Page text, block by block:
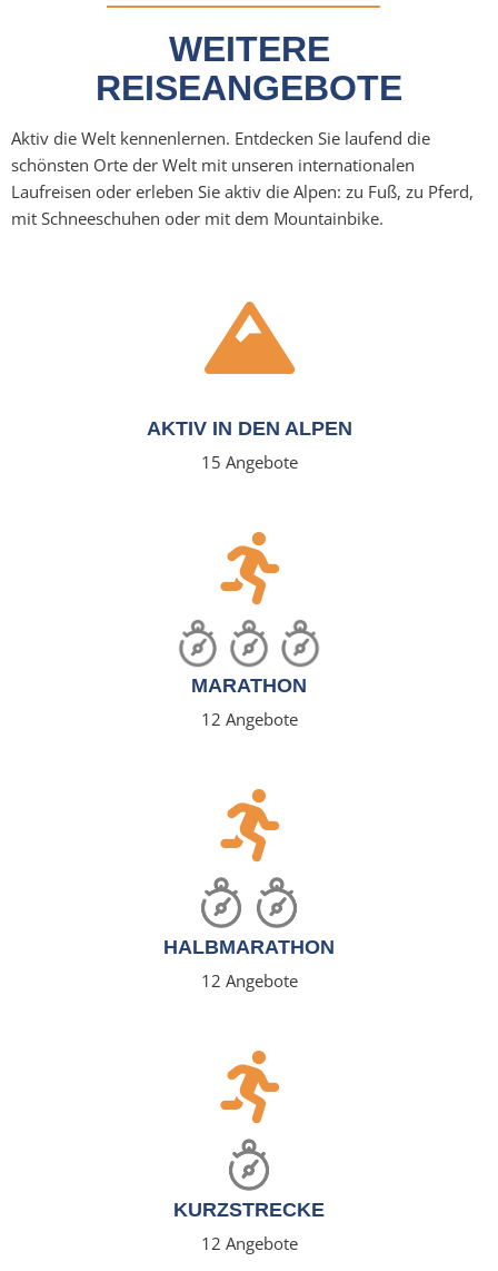
WEITERE
REISEANGEBOTE
Aktiv die Welt kennenlernen. Entdecken Sie laufend die
schönsten Orte der Welt mit unseren internationalen
Laufreisen oder erleben Sie aktiv die Alpen: zu Fuß, zu Pferd,
mit Schneeschuhen oder mit dem Mountainbike.
AKTIV IN DEN ALPEN
15 Angebote
MARATHON
12 Angebote
HALBMARATHON
12 Angebote
KURZSTRECKE
12 Angebote